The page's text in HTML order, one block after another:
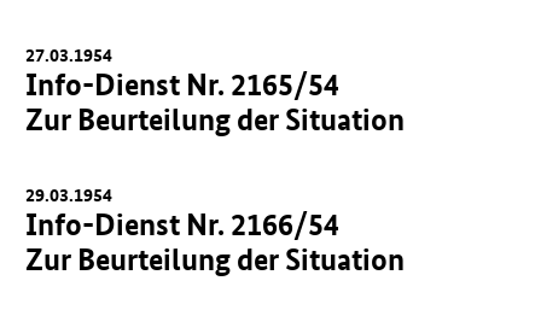
27.03.1954
Info-Dienst Nr. 2165/54
Zur Beurteilung der Situation
29.03.1954
Info-Dienst Nr. 2166/54
Zur Beurteilung der Situation